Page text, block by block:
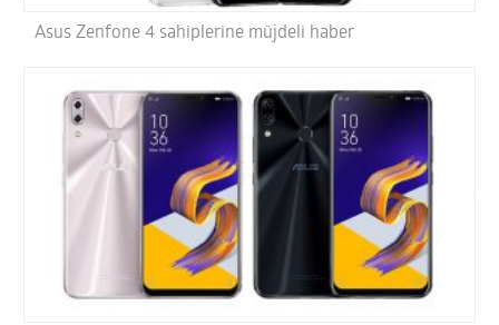
Asus Zenfone 4 sahiplerine müjdeli haber